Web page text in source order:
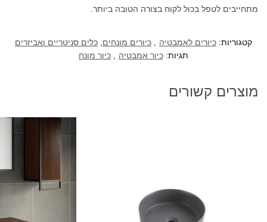
מתחייבים לטפל בכול לקוח בצורה הטובה ביותר.
קטגוריות: כיורים לאמבטיה , כיורים מונחים, כלים סניטריים ואביזרים
תגיות: כיור אמבטיה , כיור מונח
מוצרים קשורים